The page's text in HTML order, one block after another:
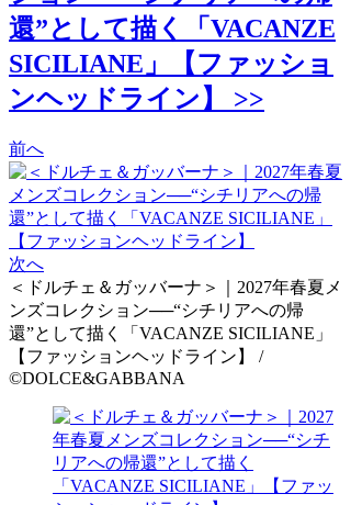
還”として描く「VACANZE
SICILIANE」【ファッショ
ンヘッドライン】 >>
前へ
次へ
＜ドルチェ＆ガッバーナ＞｜2027年春夏メ
ンズコレクション──“シチリアへの帰
還”として描く「VACANZE SICILIANE」
【ファッションヘッドライン】 /
©DOLCE&GABBANA